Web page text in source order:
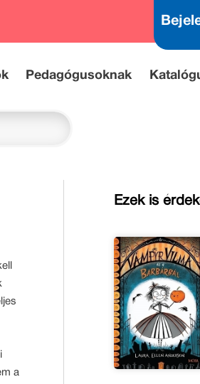
Pedagógusoknak
a
Ezek is